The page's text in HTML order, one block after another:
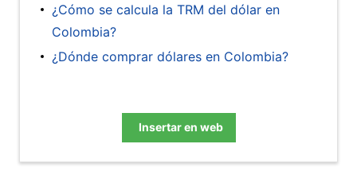
¿Cómo se calcula la TRM del dólar en
Colombia?
¿Dónde comprar dólares en Colombia?
Insertar en web